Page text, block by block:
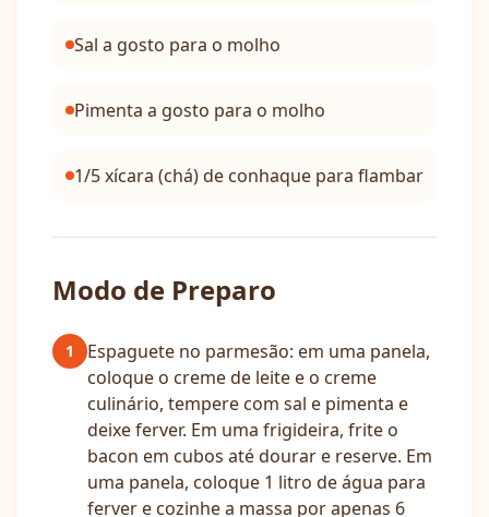
Sal a gosto para o molho
Pimenta a gosto para o molho
1/5 xícara (chá) de conhaque para flambar
Modo de Preparo
1
Espaguete no parmesão: em uma panela,
coloque o creme de leite e o creme
culinário, tempere com sal e pimenta e
deixe ferver. Em uma frigideira, frite o
bacon em cubos até dourar e reserve. Em
uma panela, coloque 1 litro de água para
ferver e cozinhe a massa por apenas 6